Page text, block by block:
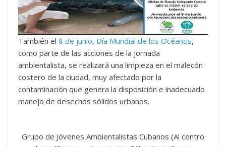
También el 8 de junio, Día Mundial de los Océanos,
como parte de las acciones de la jornada
ambientalista, se realizará una limpieza en el malecón
costero de la ciudad, muy afectado por la
contaminación que genera la disposición e inadecuado
manejo de desechos sólidos urbanos.
Grupo de Jóvenes Ambientalistas Cubanos (Al centro